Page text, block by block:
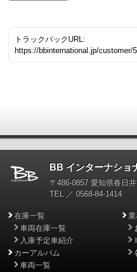
トラックバックURL:
https://bbinternational.jp/customer/
BB インターナショ
〒486-0857 愛知県春日
TEL ／ 0568-84-1414
在庫一覧
車両在庫一覧
入庫予定車紹介
カーアルバム
車両一覧